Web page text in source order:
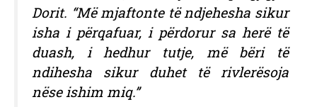
Dorit. “Më mjaftonte të ndjehesha sikur
isha i përqafuar, i përdorur sa herë të
duash, i hedhur tutje, më bëri të
ndihesha sikur duhet të rivlerësoja
nëse ishim miq.”